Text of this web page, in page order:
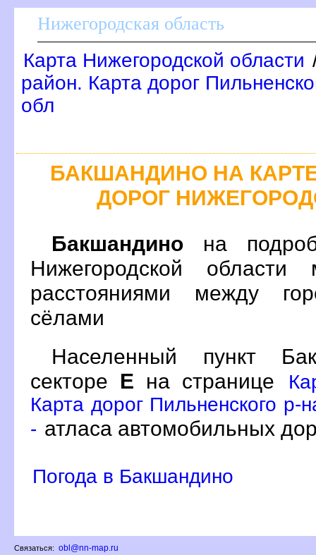
Нижегородская область
Карта Нижегородской области
район. Карта дорог
обл
БАКШАНДИНО НА
ДОРОГ
Бакшандино на
Нижегородской
расстояниями между
сёлами
Населенный пункт
секторе Е на странице
Карта дорог Пильненского р-
- атласа автомобильных
Погода в Бакшандино
Связаться: obl@nn-map.ru